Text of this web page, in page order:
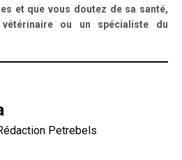
et que vous doutez de sa santé,
ou un spécialiste du
Petrebels